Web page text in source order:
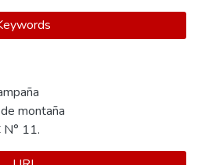
montaña
N° 11.